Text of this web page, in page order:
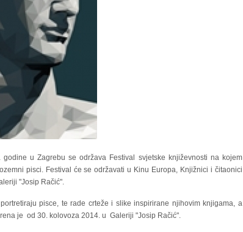
u Zagrebu se održava Festival svjetske književnosti na kojem
pisci. Festival će se održavati u Kinu Europa, Knjižnici i čitaonici
"Josip Račić".
pisce, te rade crteže i slike inspirirane njihovim knjigama, a
je od 30. kolovoza 2014. u Galeriji "Josip Račić".